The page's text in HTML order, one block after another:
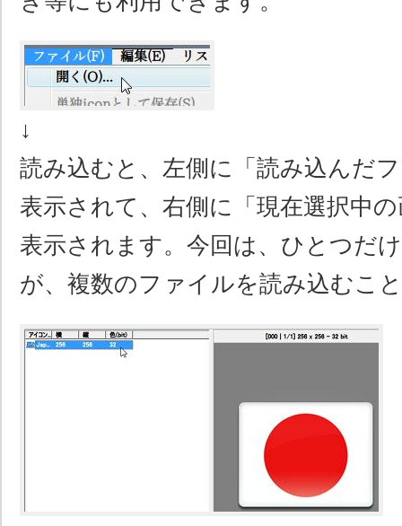
↓
読み込むと、左側に「読み込んだ
表示されて、右側に「現在選択中
表示されます。今回は、ひとつだ
が、複数のファイルを読み込むこ